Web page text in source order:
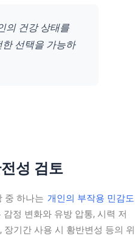
의 건강 상태를
선택을 가능하
성 검토
중 하나는 개인의 부작용 민감도
정 변화와 유방 압통, 시력 저
기간 사용 시 황반변성 등의 위